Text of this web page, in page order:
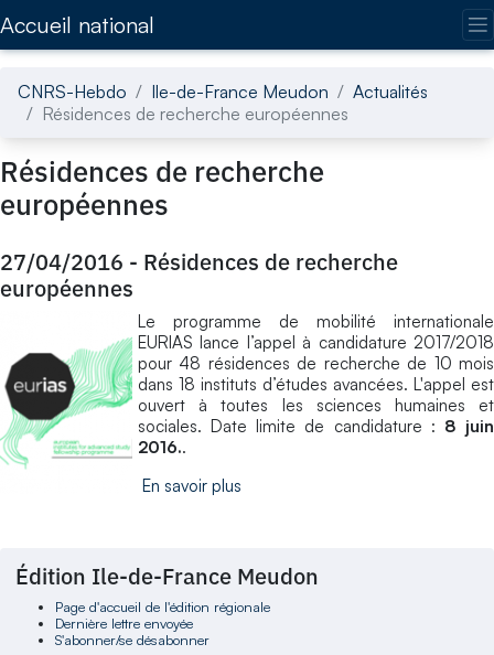
Accueil national
CNRS-Hebdo Ile-de-France Meudon
Actualités
Résidences de recherche européennes
Résidences de recherche
européennes
27/04/2016 - Résidences de recherche
européennes
Le programme de mobilité internationale
EURIAS lance l’appel à candidature 2017/2018
pour 48 résidences de recherche de 10 mois
dans 18 instituts d’études avancées. L'appel est
ouvert à toutes les sciences humaines et
sociales. Date limite de candidature : 8 juin
2016..
En savoir plus
Édition Ile-de-France Meudon
Page d'accueil de l'édition régionale
Dernière lettre envoyée
S'abonner/se désabonner